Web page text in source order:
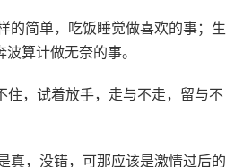
的简单，吃饭睡觉做喜欢的事；生
算计做无奈的事。
住，试着放手，走与不走，留与不
真，没错，可那应该是激情过后的